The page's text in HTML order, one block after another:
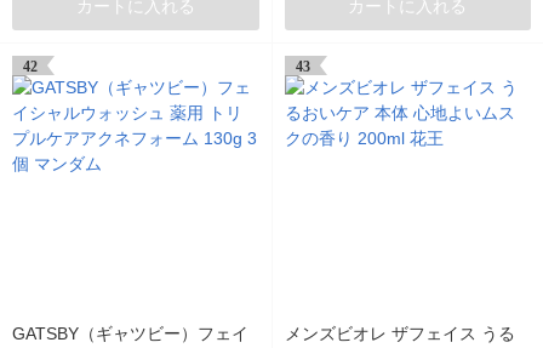
カートに入れる カートに入れる
42
GATSBY（ギャツビー）フェイ
43
メンズビオレ ザフェイス うる